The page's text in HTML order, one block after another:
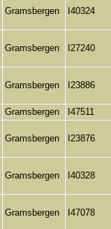
Gramsbergen I40324
Gramsbergen I27240
Gramsbergen I23886
Gramsbergen I47511
Gramsbergen I23876
Gramsbergen I40328
Gramsbergen I47078